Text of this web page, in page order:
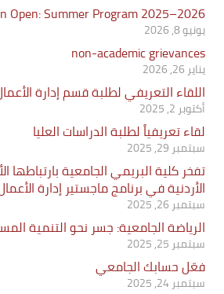
Open: Summer Program 2025–2026
يونيو 8, 2026
non-academic grievances
يناير 26, 2026
اللقاء التعريفي لطلبة قسم إدارة
أكتوبر 2, 2025
لقاء تعريفياً لطلبة الدراسات العليا
سبتمبر 29, 2025
تفخر كلية البريمي الجامعية بارتباطها
الأردنية في برنامج ماجستير إدارة
سبتمبر 26, 2025
الرياضة الجامعية: جسر نحو التنمية
سبتمبر 25, 2025
فعّل حسابك الجامعي
سبتمبر 24, 2025